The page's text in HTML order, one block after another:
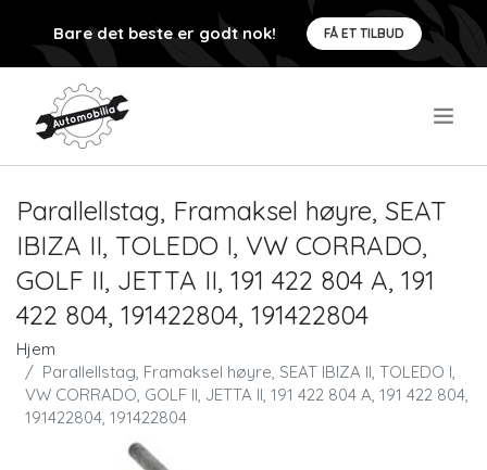
Bare det beste er godt nok! FÅ ET TILBUD
Parallellstag, Framaksel høyre, SEAT
IBIZA II, TOLEDO I, VW CORRADO,
GOLF II, JETTA II, 191 422 804 A, 191
422 804, 191422804, 191422804
Hjem
Parallellstag, Framaksel høyre, SEAT IBIZA II, TOLEDO I,
VW CORRADO, GOLF II, JETTA II, 191 422 804 A, 191 422 804,
191422804, 191422804